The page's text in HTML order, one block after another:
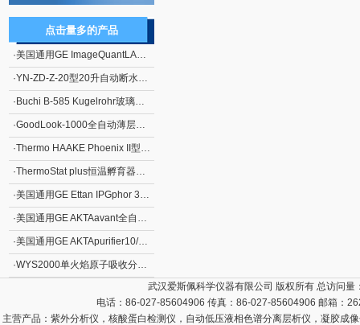
点击量多的产品
·美国通用GE ImageQuantLAS4000化学发光成像分析仪
·YN-ZD-Z-20型20升自动断水不锈钢电热蒸馏水器
· Buchi B-585 Kugelrohr玻璃蒸馏仪
·GoodLook-1000全自动薄层色谱成像系统
·Thermo HAAKE Phoenix II型P1-C25P制冷水浴
·ThermoStat plus恒温孵育器（艾本德）
·美国通用GE Ettan IPGphor 3双向电泳系统*向等电聚焦系统
·美国通用GE AKTAavant全自动蛋白质分离纯化系统
·美国通用GE AKTApurifier10/100蛋白质快速纯化系统
·WYS2000单火焰原子吸收分光光度计
武汉爱斯佩科学仪器有限公司 版权所有 总访问量
电话：86-027-85604906 传真：86-027-85604906 邮箱：
主营产品： 紫外分析仪，核酸蛋白检测仪，自动低压液相色谱分离层析仪，凝胶成